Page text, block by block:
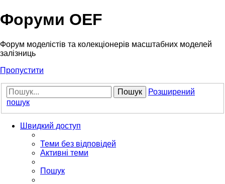
Форуми OEF
Форум моделістів та колекціонерів масштабних моделей
залізниць
Пропустити
Пошук
Розширений
пошук
Швидкий доступ
Теми без відповідей
Активні теми
Пошук